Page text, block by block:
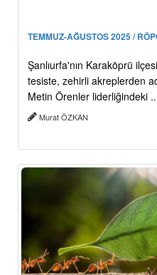
TEMMUZ-AĞUSTOS 2025 /
Şanlıurfa'nın Karaköprü
tesiste, zehirli akreplerden
Metin Örenler liderliğindeki
Murat ÖZKAN